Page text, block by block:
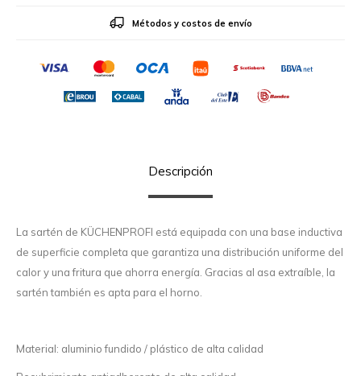
Métodos y costos de envío
Descripción
La sartén de KÜCHENPROFI está equipada con una base inductiva
de superficie completa que garantiza una distribución uniforme del
calor y una fritura que ahorra energía. Gracias al asa extraíble, la
sartén también es apta para el horno.
Material: aluminio fundido / plástico de alta calidad